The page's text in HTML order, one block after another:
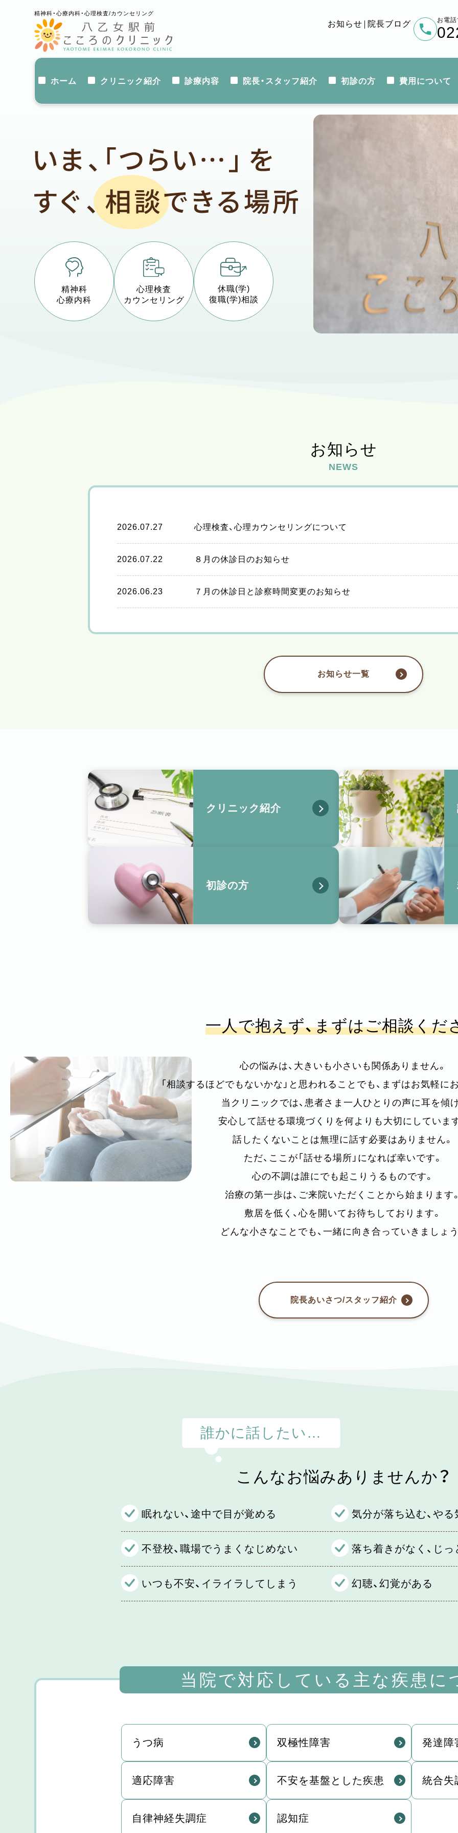
精神科・心療内科・心理検査/カウンセリング
お知らせ 院長ブログ お電
ホーム クリニック紹介 診療内容 院長・スタッフ紹介 初診の方 費用について
精神科
心療内科
心理検査
カウンセリング
休職(学)
復職(学)相談
お知らせ
NEWS
2026.07.27 心理検査、心理カウンセリングについて
2026.07.22 ８月の休診日のお知らせ
2026.06.23 ７月の休診日と診察時間変更のお知らせ
お知らせ一覧
クリニック紹介
初診の方
一人で抱えず、まずはご相談くだ
心の悩みは、大きいも小さいも関係ありません。
「相談するほどでもないかな」と思われることでも、まずはお気軽に
当クリニックでは、患者さま一人ひとりの声に耳を傾
安心して話せる環境づくりを何よりも大切にしていま
話したくないことは無理に話す必要はありません。
ただ、ここが「話せる場所」になれば幸いです。
心の不調は誰にでも起こりうるものです。
治療の第一歩は、ご来院いただくことから始まります
敷居を低く、心を開いてお待ちしております。
どんな小さなことでも、一緒に向き合っていきましょ
院長あいさつ/スタッフ紹介
誰かに話したい…
こんなお悩みありませんか？
眠れない、途中で目が覚める 気分が落ち込む、や
不登校、職場でうまくなじめない 落ち着きがなく、じ
いつも不安、イライラしてしまう 幻聴、幻覚がある
当院で対応している 主な疾患に
うつ病 双極性障害 発達障
適応障害 不安を基盤とした疾患 統合失
自律神経失調症 認知症